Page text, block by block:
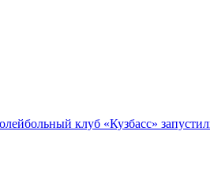
клуб «Кузбасс»